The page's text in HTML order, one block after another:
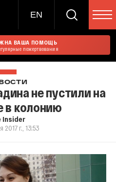
EN
ВАША ПОМОЩЬ
пожертвования
не пустили на
в колонию
Insider
2017 г., 13:53